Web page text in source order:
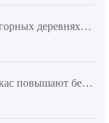
Как решить проблемы строительства в горных деревнях? Анализ конструкции шасси с шарнирным соединением и технологий точного бетонирования
Как передняя кабина и шарнирный каркас повышают безопасность и маневренность самозагружающейся бетоносмесительной машины